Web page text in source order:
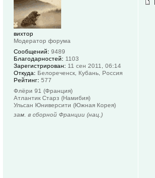
вихтор
Модератор форума
Сообщений: 9489
Благодарностей: 1103
Зарегистрирован: 11 сен 2011, 06:14
Откуда: Белореченск, Кубань, Россия
Рейтинг: 577
Флёри 91 (Франция)
Атлантик Старз (Намибия)
Ульсан Юниверсити (Южная Корея)
зам. в сборной Франции (нац.)